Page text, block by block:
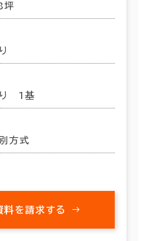
坪
1基
方式
料を請求する